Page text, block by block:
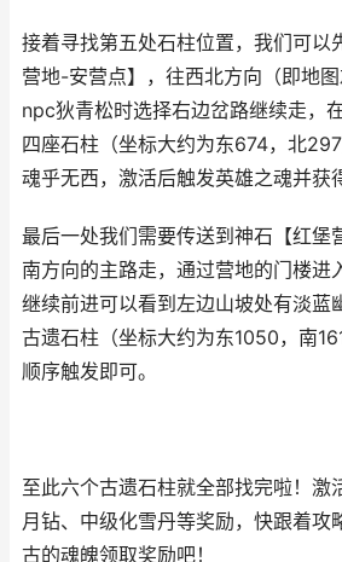
接着寻找第五处石柱位置，我们可以
营地-安营点】，往西北方向（即地
npc狄青松时选择右边岔路继续走，
四座石柱（坐标大约为东674，北297
魂乎无西，激活后触发英雄之魂并获
最后一处我们需要传送到神石【红堡
南方向的主路走，通过营地的门楼进
继续前进可以看到左边山坡处有淡蓝
古遗石柱（坐标大约为东1050，南
顺序触发即可。
至此六个古遗石柱就全部找完啦！激
月钻、中级化雪丹等奖励，快跟着攻
古的魂魄领取奖励吧！